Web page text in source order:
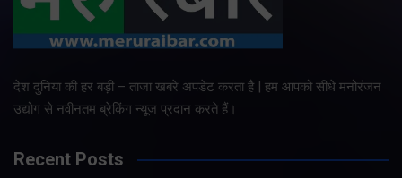
देश दुनिया की हर बड़ी – ताजा खबरे अपडेट करता है | हम आपको सीधे मनोरंजन
उद्योग से नवीनतम ब्रेकिंग न्यूज प्रदान करते हैं।
Recent Posts